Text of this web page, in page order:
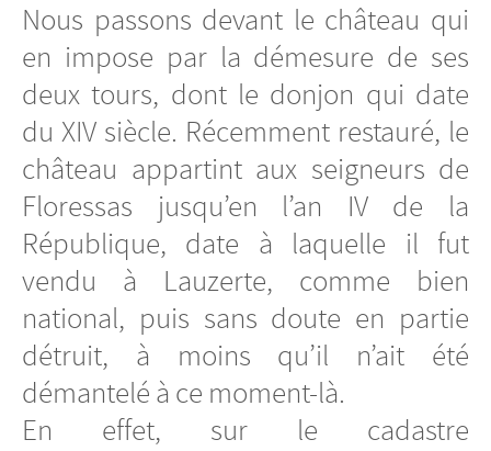
Nous passons devant le château qui
en impose par la démesure de ses
deux tours, dont le donjon qui date
du XIV siècle. Récemment restauré, le
château appartint aux seigneurs de
Floressas jusqu’en l’an IV de la
République, date à laquelle il fut
vendu à Lauzerte, comme bien
national, puis sans doute en partie
détruit, à moins qu’il n’ait été
démantelé à ce moment-là.
En effet, sur le cadastre